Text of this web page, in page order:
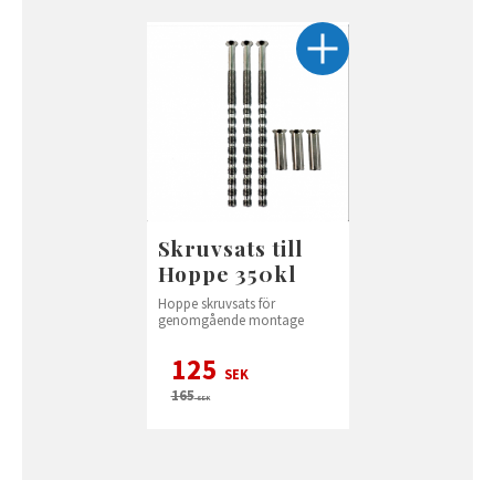
Skruvsats till
Hoppe 350kl
Hoppe skruvsats för
genomgående montage
125 SEK
165SEK